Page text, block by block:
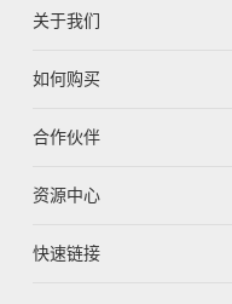
关于我们
如何购买
合作伙伴
资源中心
快速链接